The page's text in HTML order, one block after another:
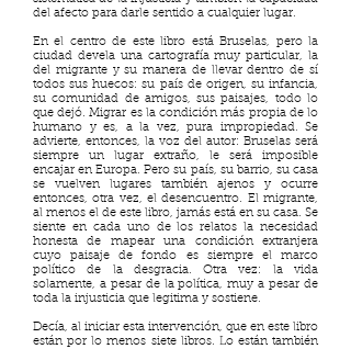
del afecto para darle sentido a cualquier lugar.
En el centro de este libro está Bruselas, pero la
ciudad devela una cartografía muy particular, la
del migrante y su manera de llevar dentro de sí
todos sus huecos: su país de origen, su infancia,
su comunidad de amigos, sus paisajes, todo lo
que dejó. Migrar es la condición más propia de lo
humano y es, a la vez, pura impropiedad. Se
advierte, entonces, la voz del autor: Bruselas será
siempre un lugar extraño, le será imposible
encajar en Europa. Pero su país, su barrio, su casa
se vuelven lugares también ajenos y ocurre
entonces, otra vez, el desencuentro. El migrante,
al menos el de este libro, jamás está en su casa. Se
siente en cada uno de los relatos la necesidad
honesta de mapear una condición extranjera
cuyo paisaje de fondo es siempre el marco
político de la desgracia. Otra vez: la vida
solamente, a pesar de la política, muy a pesar de
toda la injusticia que legitima y sostiene.
Decía, al iniciar esta intervención, que en este libro
están por lo menos siete libros. Lo están también